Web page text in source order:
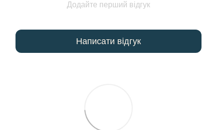
Додайте перший відгук
Написати відгук